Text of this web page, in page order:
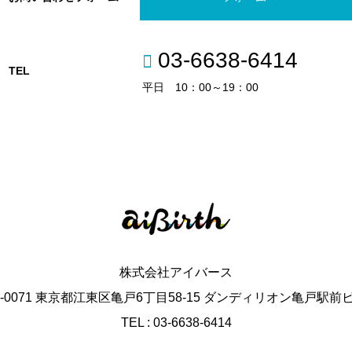
TEL 03-6638-6414
平日 10：00～19：00
株式会社アイバース
0071 東京都江東区亀戸6丁目58-15 ダンディリオン亀戸駅前
TEL : 03-6638-6414